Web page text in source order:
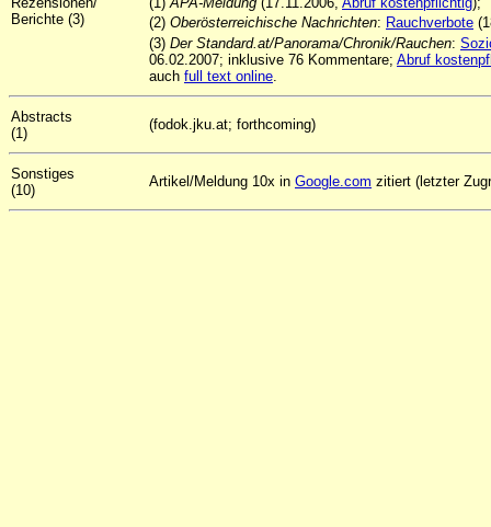
Berichte (3)
(2) Oberösterreichische Nachrichten: Rauchverbote
(3) Der Standard.at/Panorama/Chronik/Rauchen:
06.02.2007; inklusive 76 Kommentare; Abruf
auch full text online.
Abstracts
(1)
(fodok.jku.at; forthcoming)
Sonstiges
(10)
Artikel/Meldung 10x in Google.com zitiert (letzter